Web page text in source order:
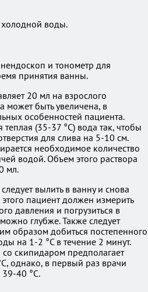
холодной воды.
и тонометр для
принятия ванны.
20 мл на взрослого
может быть увеличена, в
особенностей пациента.
теплая (35-37 °C) вода так, чтобы
для слива на 5-10 см.
необходимое количество
водой. Объем этого раствора
мл.
вылить в ванну и снова
пациент должен измерить
давления и погрузиться в
глубже. Также следует
образом добиться постепенного
на 1-2 °C в течение 2 минут.
скипидаром предполагает
однако, в первый раз врачи
40 °C.